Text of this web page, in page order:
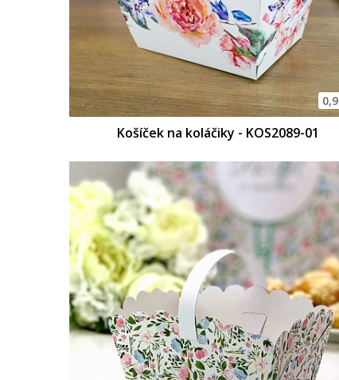
Košíček na koláčiky - KOS2089-01